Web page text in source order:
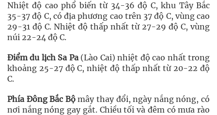
Nhiệt độ cao phổ biến từ 34-36 độ C, khu Tây Bắc
35-37 độ C, có địa phương cao trên 37 độ C, vùng cao
29-31 độ C. Nhiệt độ thấp nhất từ 27-29 độ C, vùng
núi 22-24 độ C.
Điểm du lịch Sa Pa(Lào Cai) nhiệt độ cao nhất trong
khoảng 25-27 độ C, nhiệt độ thấp nhất từ 20-22 độ
C.
Phía Đông Bắc Bộmây thay đổi, ngày nắng nóng, có
nơi nắng nóng gay gắt. Chiều tối và đêm có mưa rào